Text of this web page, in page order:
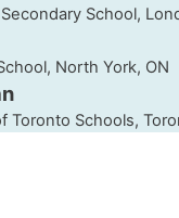
School,
North York, ON
Toronto Schools,